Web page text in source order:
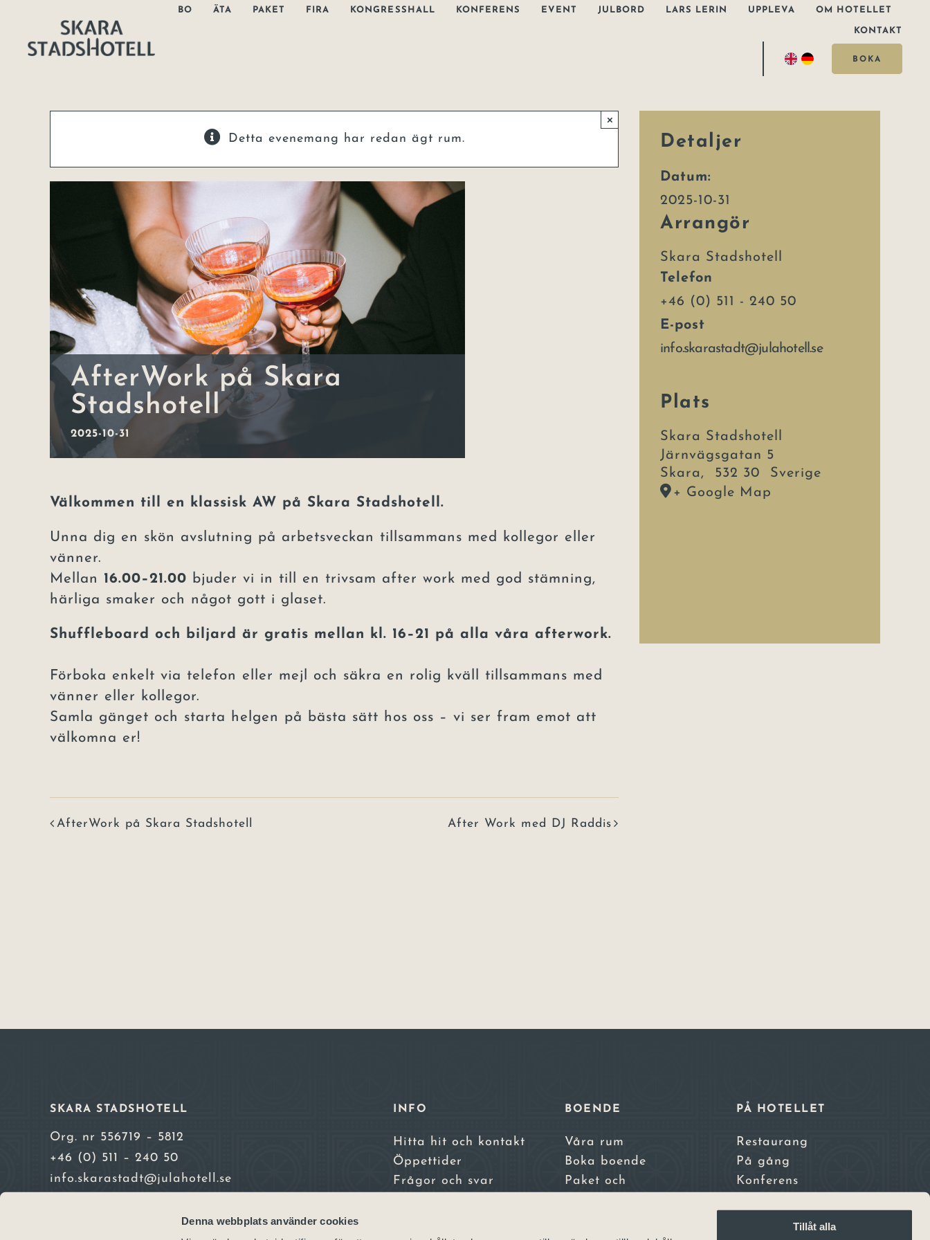
Denna webbplats använder cookies
Tillåt alla
innehållet
BO ÄTA PAKET FIRA KONGRESSHALL KONFERENS EVENT JULBORD LARS LERIN UPPLEVA OM HOTELLET
KONTAKT
BOKA
Detta evenemang har redan ägt rum.
×
AfterWork på Skara
Stadshotell
2025-10-31
Välkommen till en klassisk AW på Skara Stadshotell.
Unna dig en skön avslutning på arbetsveckan tillsammans med kollegor eller
vänner.
Mellan 16.00–21.00 bjuder vi in till en trivsam after work med god stämning,
härliga smaker och något gott i glaset.
Shuffleboard och biljard är gratis mellan kl. 16–21 på alla våra afterwork.
Förboka enkelt via telefon eller mejl och säkra en rolig kväll tillsammans med
vänner eller kollegor.
Samla gänget och starta helgen på bästa sätt hos oss – vi ser fram emot att
välkomna er!
AfterWork på Skara Stadshotell After Work med DJ Raddis
Detaljer
Datum:
2025-10-31
Arrangör
Skara Stadshotell
Telefon
+46 (0) 511 - 240 50
E-post
info.skarastadt@julahotell.se
Plats
Skara Stadshotell
Järnvägsgatan 5
Skara, 532 30
Sverige
+ Google Map
SKARA STADSHOTELL
Org. nr 556719 – 5812
+46 (0) 511 – 240 50
info.skarastadt@julahotell.se
INFO
Hitta hit och kontakt
Öppettider
Frågor och svar
BOENDE
Våra rum
Boka boende
Paket och
PÅ HOTELLET
Restaurang
På gång
Konferens